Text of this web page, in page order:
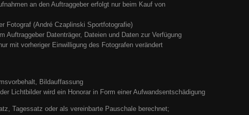
an den Auftraggeber erfolgt nur beim Kauf von
Fotograf (André Czaplinski Sportfotografie)
Auftraggeber Datenträger, Dateien und Daten zur Verfügung
mit vorheriger Einwilligung des Fotografen verändert
Bildauffassung
Lichtbilder wird ein Honorar in Form einer Aufwandsentschädigung
Tagessatz oder als vereinbarte Pauschale berechnet;